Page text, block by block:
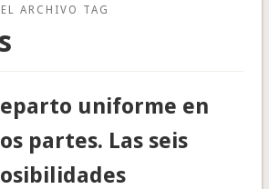
ARCHIVO TAG
uniforme en
partes. Las seis